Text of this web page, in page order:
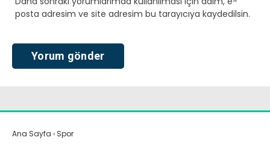
posta adresim ve site adresim bu tarayıcıya kaydedilsin.
Ana Sayfa › Spor